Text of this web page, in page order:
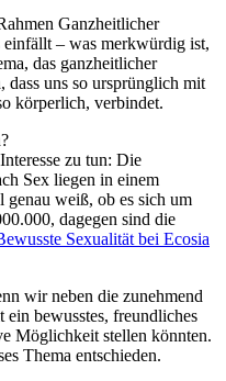
Ganzheitlicher
einfällt – was merkwürdig ist,
das ganzheitlicher
dass uns so ursprünglich mit
körperlich, verbindet.
zu tun: Die
Sex liegen in einem
weiß, ob es sich um
dagegen sind die
Sexualität bei Ecosia
wir neben die zunehmend
bewusstes, freundliches
Möglichkeit stellen könnten.
Thema entschieden.